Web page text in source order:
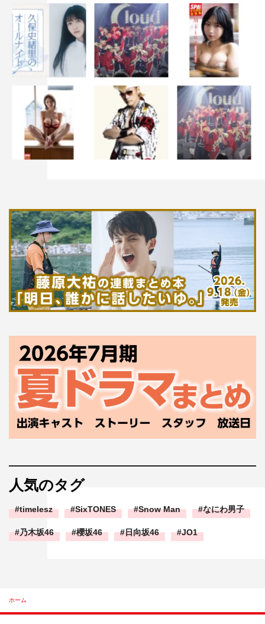
人気のタグ
timelesz SixTONES Snow Man なにわ男子
乃木坂46 櫻坂46 日向坂46 JO1
ホーム